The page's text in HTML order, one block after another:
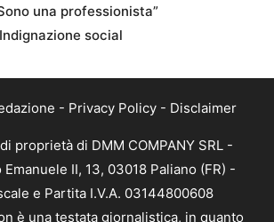
una professionista”
| Indignazione social
- Privacy Policy - Disclaimer
proprietà di DMM COMPANY SRL -
II, 13, 03018 Paliano (FR) -
e Partita I.V.A. 03144800608
è una testata giornalistica, in quanto